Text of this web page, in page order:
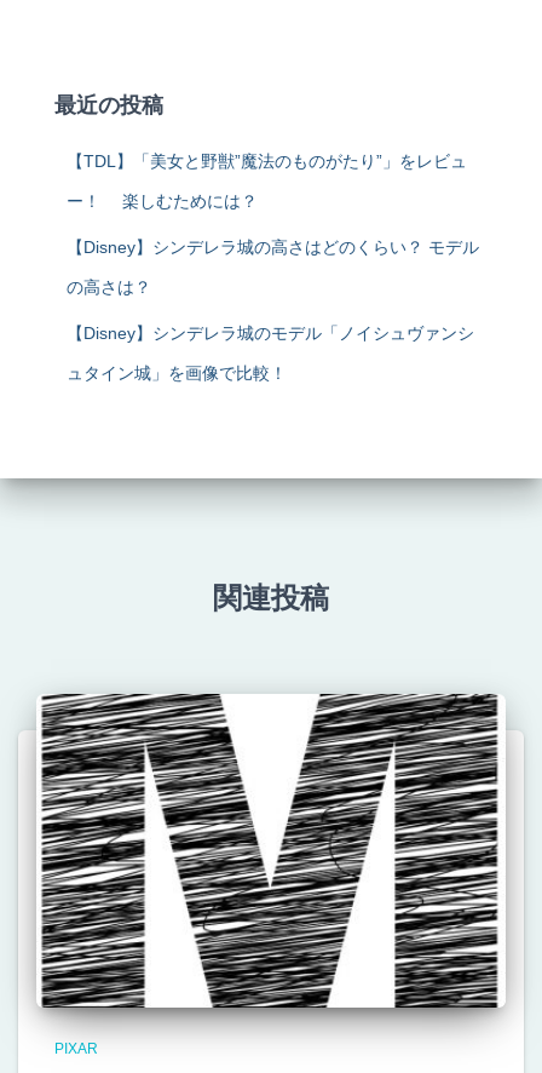
最近の投稿
【TDL】「美女と野獣”魔法のものがたり”」をレビュ
ー！ 楽しむためには？
【Disney】シンデレラ城の高さはどのくらい？ モデル
の高さは？
【Disney】シンデレラ城のモデル「ノイシュヴァンシ
ュタイン城」を画像で比較！
関連投稿
PIXAR